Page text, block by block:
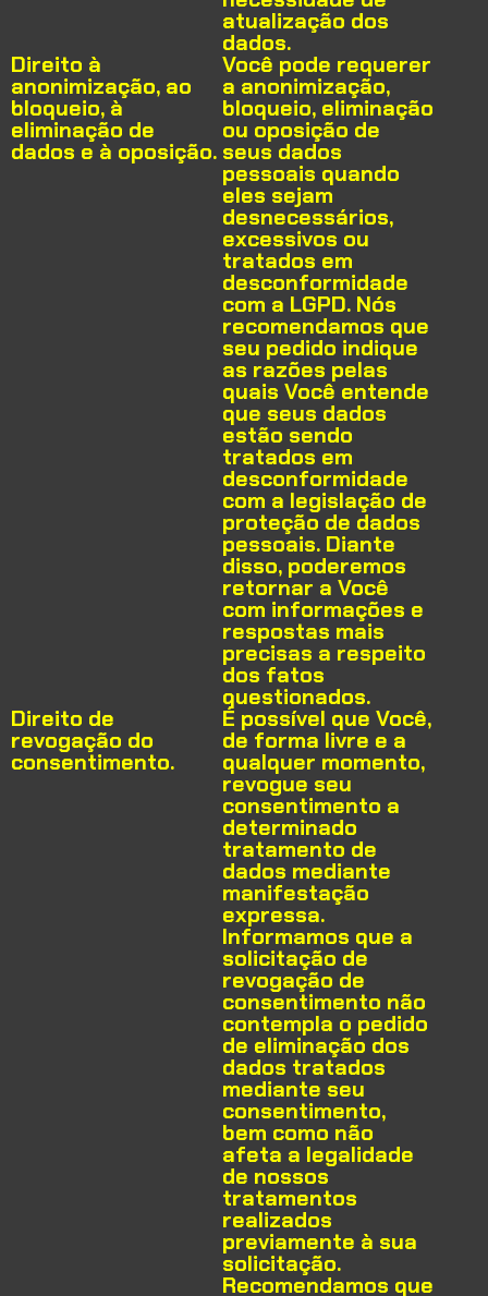
atualização dos
dados.
Direito à
anonimização, ao
bloqueio, à
eliminação de
dados e à oposição.
Você pode requerer
a anonimização,
bloqueio, eliminação
ou oposição de
seus dados
pessoais quando
eles sejam
desnecessários,
excessivos ou
tratados em
desconformidade
com a LGPD. Nós
recomendamos que
seu pedido indique
as razões pelas
quais Você entende
que seus dados
estão sendo
tratados em
desconformidade
com a legislação de
proteção de dados
pessoais. Diante
disso, poderemos
retornar a Você
com informações e
respostas mais
precisas a respeito
dos fatos
questionados.
Direito de
revogação do
consentimento.
É possível que Você,
de forma livre e a
qualquer momento,
revogue seu
consentimento a
determinado
tratamento de
dados mediante
manifestação
expressa.
Informamos que a
solicitação de
revogação de
consentimento não
contempla o pedido
de eliminação dos
dados tratados
mediante seu
consentimento,
bem como não
afeta a legalidade
de nossos
tratamentos
realizados
previamente à sua
solicitação.
Recomendamos que